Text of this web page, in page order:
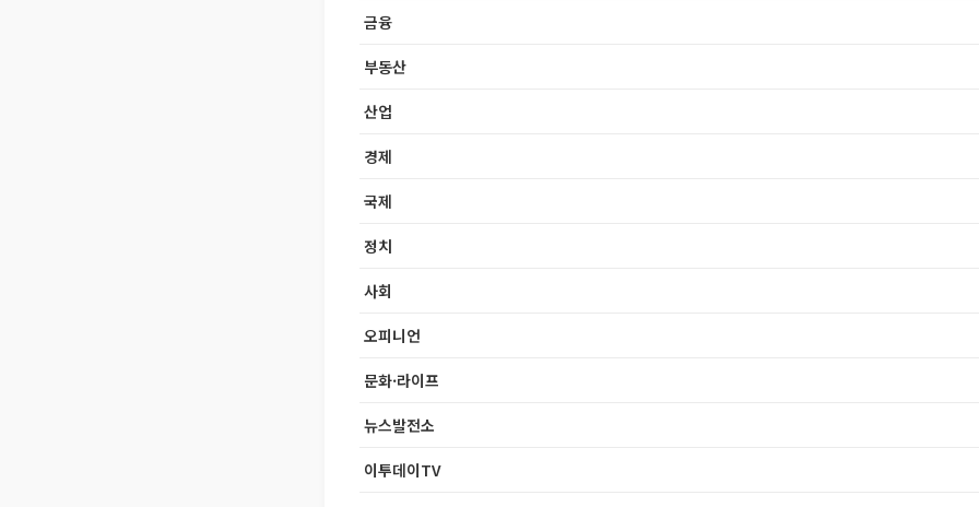
금융
부동산
산업
경제
국제
정치
사회
오피니언
문화·라이프
뉴스발전소
이투데이TV